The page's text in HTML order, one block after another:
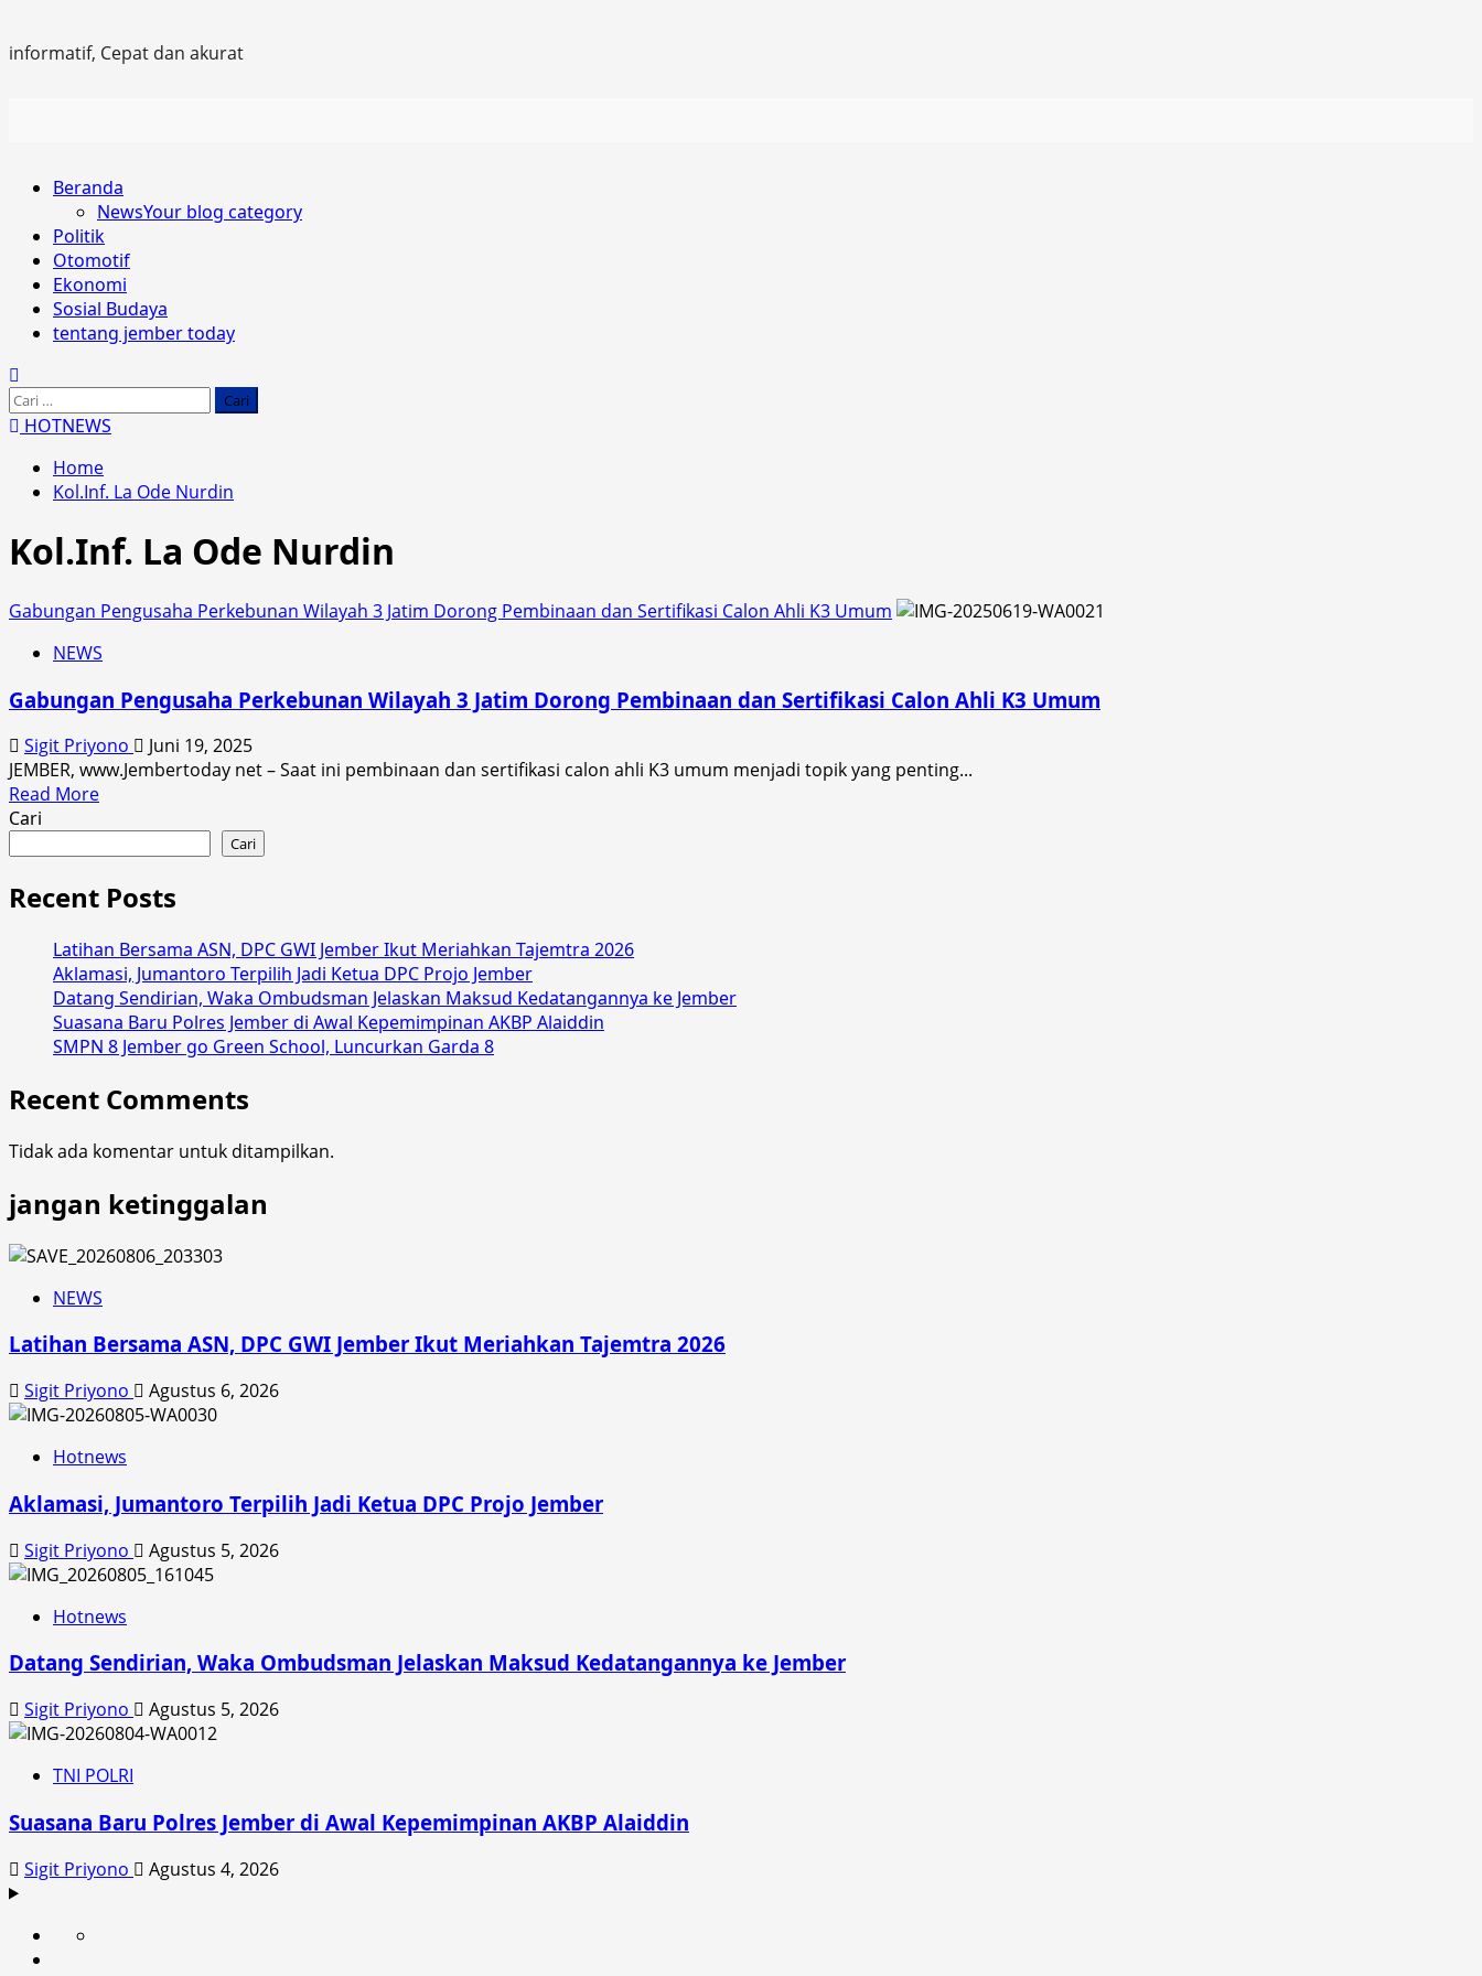
informatif, Cepat dan akurat
PrimaryBeranda
NewsYour blog category
Politik
Otomotif
Ekonomi
Sosial Budaya
tentang jember today
Cari
untuk:
HOTNEWS
Home
Kol.Inf. La Ode Nurdin
Kol.Inf. La Ode Nurdin
Gabungan Pengusaha Perkebunan Wilayah 3 Jatim Dorong Pembinaan dan Sertifikasi Calon Ahli K3 Umum
NEWS
Gabungan Pengusaha Perkebunan Wilayah 3 Jatim Dorong Pembinaan dan Sertifikasi Calon Ahli K3 Umum
Sigit Priyono
Juni 19, 2025
JEMBER, www.Jembertoday net – Saat ini pembinaan dan sertifikasi calon ahli K3 umum menjadi topik yang penting...
Read MoreRead
Pengusaha
Perkebunan
Wilayah
3
Jatim
Dorong
Pembinaan
dan
Calon
K3
Cari
Cari
Recent Posts
Latihan Bersama ASN, DPC GWI Jember Ikut Meriahkan Tajemtra 2026
Aklamasi, Jumantoro Terpilih Jadi Ketua DPC Projo Jember
Datang Sendirian, Waka Ombudsman Jelaskan Maksud Kedatangannya ke Jember
Suasana Baru Polres Jember di Awal Kepemimpinan AKBP Alaiddin
SMPN 8 Jember go Green School, Luncurkan Garda 8
Recent Comments
Tidak ada komentar untuk ditampilkan.
jangan ketinggalan
NEWS
Latihan Bersama ASN, DPC GWI Jember Ikut Meriahkan Tajemtra 2026
Sigit Priyono Agustus 6, 2026
Hotnews
Aklamasi, Jumantoro Terpilih Jadi Ketua DPC Projo Jember
Sigit Priyono Agustus 5, 2026
Hotnews
Datang Sendirian, Waka Ombudsman Jelaskan Maksud Kedatangannya ke Jember
Sigit Priyono Agustus 5, 2026
TNI POLRI
Suasana Baru Polres Jember di Awal Kepemimpinan AKBP Alaiddin
Sigit Priyono Agustus 4, 2026
Beranda